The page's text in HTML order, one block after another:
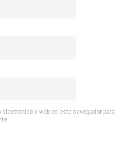
electrónico y web en este navegador para